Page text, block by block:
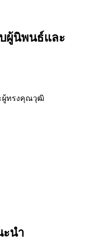
ผู้นิพนธ์และ
ผู้ทรงคุณวุฒิ
ะนำ